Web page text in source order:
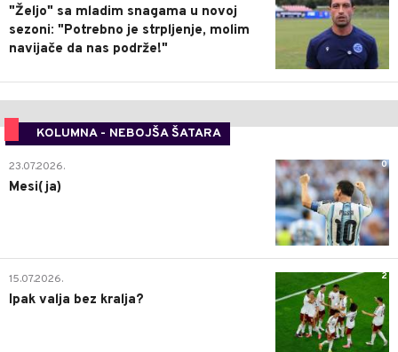
"Željo" sa mladim snagama u novoj
sezoni: "Potrebno je strpljenje, molim
navijače da nas podrže!"
KOLUMNA - NEBOJŠA ŠATARA
0
23.07.2026.
Mesi(ja)
2
15.07.2026.
Ipak valja bez kralja?